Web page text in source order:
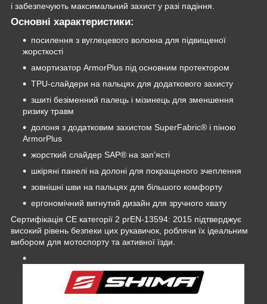
і забезпечують максимальний захист у разі падіння.
Основні характеристики:
посилення з вуглецевого волокна для підвищеної
жорсткості
амортизатор ArmorPlus під основним протектором
TPU-слайдери на пальцях для додаткового захисту
зшиті безіменний палець і мізинець для зменшення
ризику травм
долоня з додатковим захистом SuperFabric® і піною
ArmorPlus
жорсткий слайдер SAP® на зап’ясті
шкіряні панелі на долоні для покращеного зчеплення
зовнішні шви на пальцях для більшого комфорту
ергономічний вигнутий дизайн для зручного хвату
Сертифікація CE категорії 2 prEN-13594: 2015 підтверджує
високий рівень безпеки цих рукавичок, роблячи їх ідеальним
вибором для мотоспорту та активної їзди.